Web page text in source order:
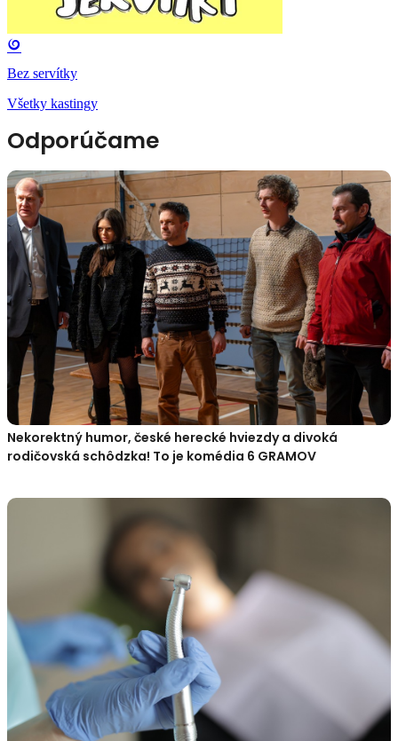
Bez servítky
Všetky kastingy
Odporúčame
Nekorektný humor, české herecké hviezdy a divoká
rodičovská schôdzka! To je komédia 6 GRAMOV